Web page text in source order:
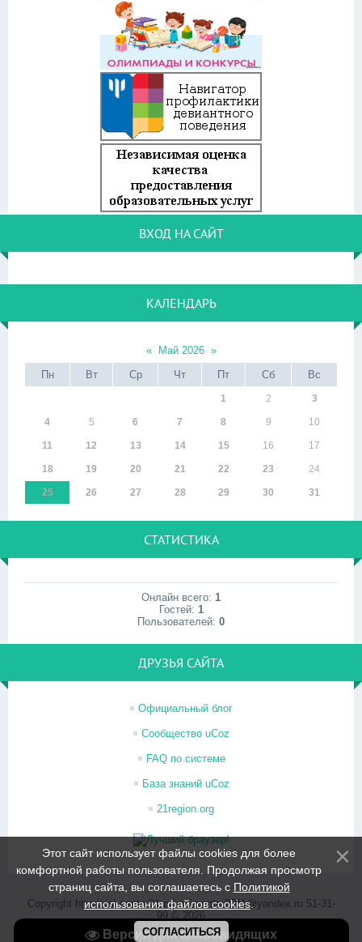
Версия для слабовидящих
ВХОД НА САЙТ
КАЛЕНДАРЬ
« Май 2026 »
Пн
Вт Ср Чт Пт Сб Вс
1 2 3
4 5 6 7 8 9 10
11 12 13 14 15 16 17
18 19 20 21 22 23 24
25 26 27 28 29 30 31
СТАТИСТИКА
Онлайн всего: 1
Гостей: 1
Пользователей: 0
ДРУЗЬЯ САЙТА
Официальный блог
Сообщество uCoz
FAQ по системе
База знаний uCoz
21region.org
Copyright http://psi-center21.ru/ psi-center2011@yandex.ru 51-31-
99 © 2026
Хостинг отuCoz
Этот сайт использует файлы cookies для более
комфортной работы пользователя. Продолжая просмотр
страниц сайта, вы соглашаетесь с Политикой
использования файлов cookies.
СОГЛАСИТЬСЯ